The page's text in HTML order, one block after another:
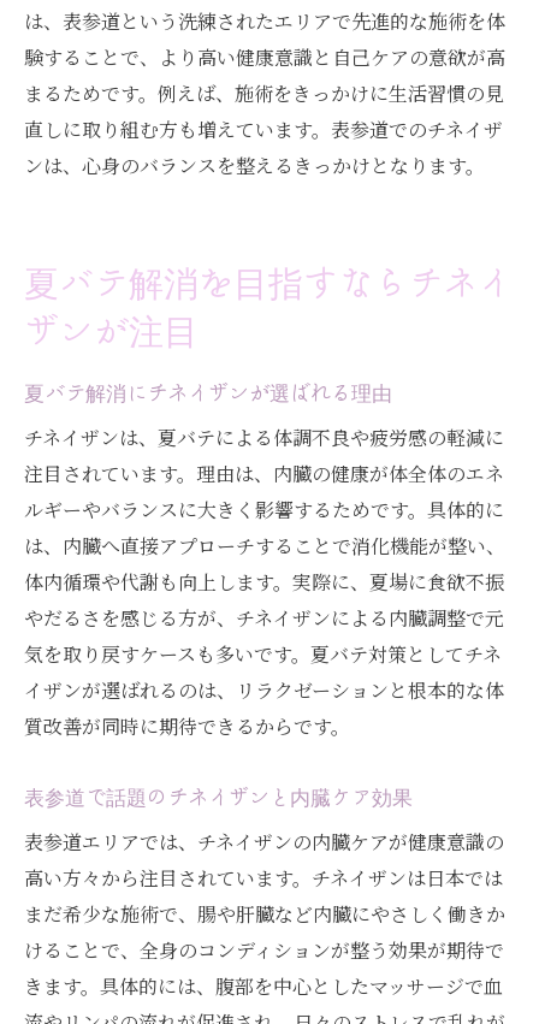
夏の疲労回復にチネイザンを活用する方法
自然志向の方に人気の内臓マッサージ体験
チネイザンで無理なく健康維持を目指すヒ
ント
腸もみ・内臓ケアと組み合わせた夏バテ対
は
表参道で体験できる新しい夏バテ対策法
快適な夏を過ごすための内臓調整術
チネイザンによる内臓ケアの効果的な受け
方
健康美を保つための内臓マッサージ習慣
夏バテを防ぐチネイザン施術の魅力
東京でも話題の内臓調整法を体験しよう
表参道のチネイザン体験から分かる健康管
理
は、表参道という洗練されたエリアで先進的な施術を体
験することで、より高い健康意識と自己ケアの意欲が高
まるためです。例えば、施術をきっかけに生活習慣の見
直しに取り組む方も増えています。表参道でのチネイザ
ンは、心身のバランスを整えるきっかけとなります。
夏バテ解消を目指すならチネイ
ザンが注目
夏バテ解消にチネイザンが選ばれる理由
チネイザンは、夏バテによる体調不良や疲労感の軽減に
注目されています。理由は、内臓の健康が体全体のエネ
ルギーやバランスに大きく影響するためです。具体的に
は、内臓へ直接アプローチすることで消化機能が整い、
体内循環や代謝も向上します。実際に、夏場に食欲不振
やだるさを感じる方が、チネイザンによる内臓調整で元
気を取り戻すケースも多いです。夏バテ対策としてチネ
イザンが選ばれるのは、リラクゼーションと根本的な体
質改善が同時に期待できるからです。
表参道で話題のチネイザンと内臓ケア効果
表参道エリアでは、チネイザンの内臓ケアが健康意識の
高い方々から注目されています。チネイザンは日本では
まだ希少な施術で、腸や肝臓など内臓にやさしく働きか
けることで、全身のコンディションが整う効果が期待で
きます。具体的には、腹部を中心としたマッサージで血